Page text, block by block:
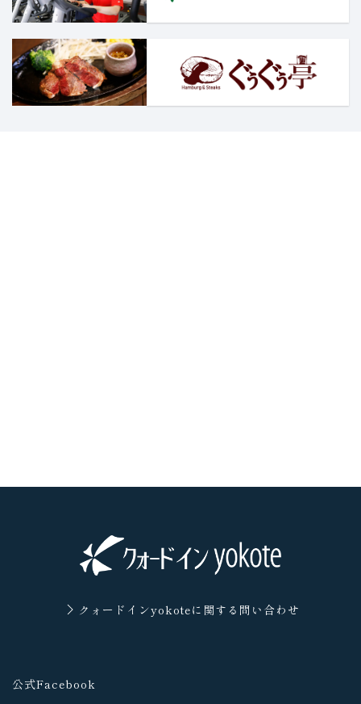
クォードインyokoteに 関する問い合わせ
公式Facebook